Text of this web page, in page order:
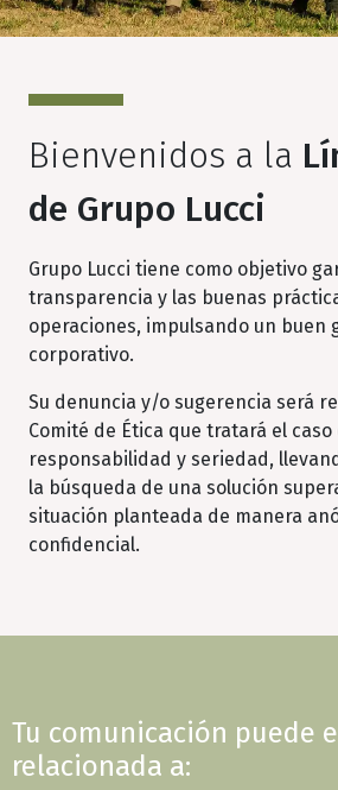
Bienvenidos a la
de Grupo Lucci
Grupo Lucci tiene como objetivo
transparencia y las buenas
operaciones, impulsando un buen
corporativo.
Su denuncia y/o sugerencia será
Comité de Ética que tratará el caso
responsabilidad y seriedad,
la búsqueda de una solución
situación planteada de manera
confidencial.
Tu comunicación puede
relacionada a: